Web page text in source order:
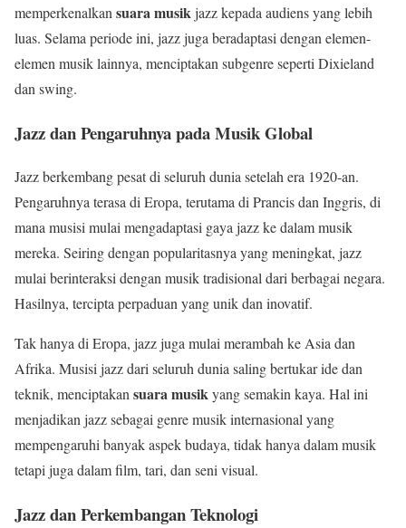
memperkenalkan suara musikjazz kepada audiens yang lebih
luas. Selama periode ini, jazz juga beradaptasi dengan elemen-
elemen musik lainnya, menciptakan subgenre seperti Dixieland
dan swing.
Jazz dan Pengaruhnya pada Musik Global
Jazz berkembang pesat di seluruh dunia setelah era 1920-an.
Pengaruhnya terasa di Eropa, terutama di Prancis dan Inggris, di
mana musisi mulai mengadaptasi gaya jazz ke dalam musik
mereka. Seiring dengan popularitasnya yang meningkat, jazz
mulai berinteraksi dengan musik tradisional dari berbagai negara.
Hasilnya, tercipta perpaduan yang unik dan inovatif.
Tak hanya di Eropa, jazz juga mulai merambah ke Asia dan
Afrika. Musisi jazz dari seluruh dunia saling bertukar ide dan
teknik, menciptakansuara musikyang semakin kaya. Hal ini
menjadikan jazz sebagai genre musik internasional yang
mempengaruhi banyak aspek budaya, tidak hanya dalam musik
tetapi juga dalam film, tari, dan seni visual.
Jazz dan Perkembangan Teknologi